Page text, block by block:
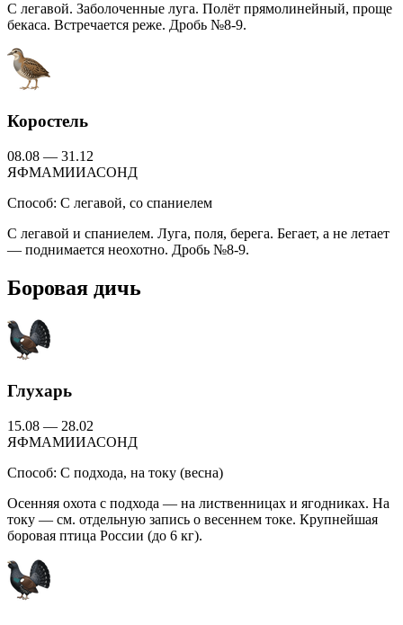
С легавой. Заболоченные луга. Полёт прямолинейный, проще
бекаса. Встречается реже. Дробь №8-9.
Коростель
08.08 — 31.12
ЯФМАМИИАСОНД
Способ: С легавой, со спаниелем
С легавой и спаниелем. Луга, поля, берега. Бегает, а не летает
— поднимается неохотно. Дробь №8-9.
Боровая дичь
Глухарь
15.08 — 28.02
ЯФМАМИИАСОНД
Способ: С подхода, на току (весна)
Осенняя охота с подхода — на лиственницах и ягодниках. На
току — см. отдельную запись о весеннем токе. Крупнейшая
боровая птица России (до 6 кг).